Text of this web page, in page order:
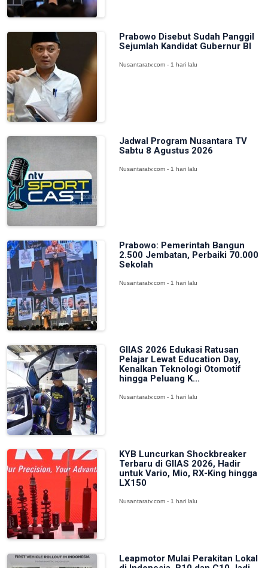
Prabowo Disebut Sudah Panggil
Sejumlah Kandidat Gubernur BI
Nusantaratv.com - 1 hari lalu
Jadwal Program Nusantara TV
Sabtu 8 Agustus 2026
Nusantaratv.com - 1 hari lalu
Prabowo: Pemerintah Bangun
2.500 Jembatan, Perbaiki 70.000
Sekolah
Nusantaratv.com - 1 hari lalu
GIIAS 2026 Edukasi Ratusan
Pelajar Lewat Education Day,
Kenalkan Teknologi Otomotif
hingga Peluang K...
Nusantaratv.com - 1 hari lalu
KYB Luncurkan Shockbreaker
Terbaru di GIIAS 2026, Hadir
untuk Vario, Mio, RX-King hingga
LX150
Nusantaratv.com - 1 hari lalu
Leapmotor Mulai Perakitan Lokal